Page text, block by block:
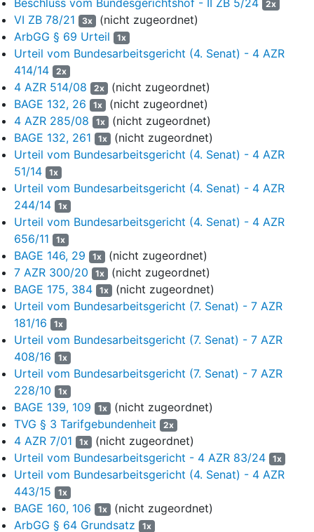
Inflationsausgleichsprämie, welche der Kläger im Rahmen der
Klageschrift (Bl. 4 ff. VorA) im Einzelnen berechnet hat.
Nachdem der Kläger die Klage im Hinblick auf das Urlaubsgeld in
Höhe von 27,58 Euro zurückgenommen hatte, hat er beantragt,
1.
Die Beklagte wird verurteilt, 1.370,88 EUR brutto nebst
Zinsen in Höhe von 5 Prozentpunkten über dem jeweiligen
Basiszinssatz hieraus
auf 195,84 € brutto seit 01.06.2024,
auf 195,84 € brutto seit 01.07.2024,
auf 195,84 € brutto seit 01.08.2024,
auf 195,84 € brutto seit 01.09.2024
auf 195,84 € brutto seit 01.10.2024
auf 195,84 € brutto seit 01.11.2024
auf 195,84 € brutto seit 01.12.2024
an den Kläger zu zahlen.
2.
Die Beklagte wird verurteilt, 29,54 EUR brutto nebst Zinsen
in Höhe von 5 Prozentpunkten über dem jeweiligen
Basiszinssatz hieraus seit dem 01.12.2024 an den Kläger
zu zahlen.
3.
Die Beklagte wird verurteilt, 117,45 EUR brutto nebst
Zinsen in Höhe von 5 Prozentpunkten über dem jeweiligen
Basiszinssatz hieraus seit dem 11.12.2024 an den Kläger
2x
VI ZB 78/21 3x (nicht zugeordnet)
ArbGG § 69 Urteil
1x
Urteil vom Bundesarbeitsgericht (4. Senat) - 4 AZR
414/14
2x
4 AZR 514/08 2x (nicht zugeordnet)
BAGE 132, 26
1x (nicht zugeordnet)
4 AZR 285/08
1x (nicht zugeordnet)
BAGE 132, 261
1x (nicht zugeordnet)
Urteil vom Bundesarbeitsgericht (4. Senat) - 4 AZR
51/14
1x
Urteil vom Bundesarbeitsgericht (4. Senat) - 4 AZR
244/14
1x
Urteil vom Bundesarbeitsgericht (4. Senat) - 4 AZR
656/11
1x
BAGE 146, 29 1x (nicht zugeordnet)
7 AZR 300/20
1x (nicht zugeordnet)
BAGE 175, 384
1x (nicht zugeordnet)
Urteil vom Bundesarbeitsgericht (7. Senat) - 7 AZR
181/16
1x
Urteil vom Bundesarbeitsgericht (7. Senat) - 7 AZR
408/16
1x
Urteil vom Bundesarbeitsgericht (7. Senat) - 7 AZR
228/10
1x
BAGE 139, 109 1x (nicht zugeordnet)
TVG § 3 Tarifgebundenheit
2x
4 AZR 7/01 1x (nicht zugeordnet)
Urteil vom Bundesarbeitsgericht - 4 AZR 83/24
1x
Urteil vom Bundesarbeitsgericht (4. Senat) - 4 AZR
443/15
1x
BAGE 160, 106 1x (nicht zugeordnet)
ArbGG § 64 Grundsatz
1x